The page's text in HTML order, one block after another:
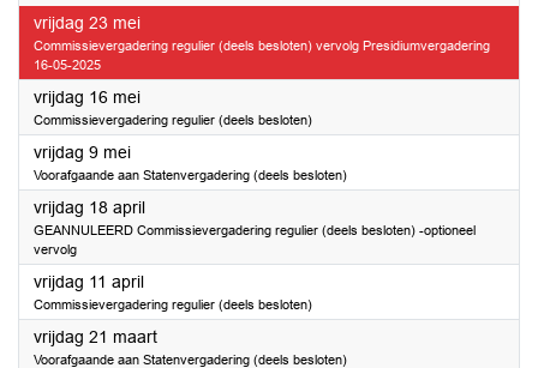
vrijdag 23 mei2025
Commissievergadering regulier (deels besloten) vervolg Presidiumvergadering
16-05-2025
vrijdag 16 mei2025
Commissievergadering regulier (deels besloten)
vrijdag 9 mei2025
Voorafgaande aan Statenvergadering (deels besloten)
vrijdag 18 april2025
GEANNULEERD Commissievergadering regulier (deels besloten) -optioneel
vervolg
vrijdag 11 april2025
Commissievergadering regulier (deels besloten)
vrijdag 21 maart2025
Voorafgaande aan Statenvergadering (deels besloten)